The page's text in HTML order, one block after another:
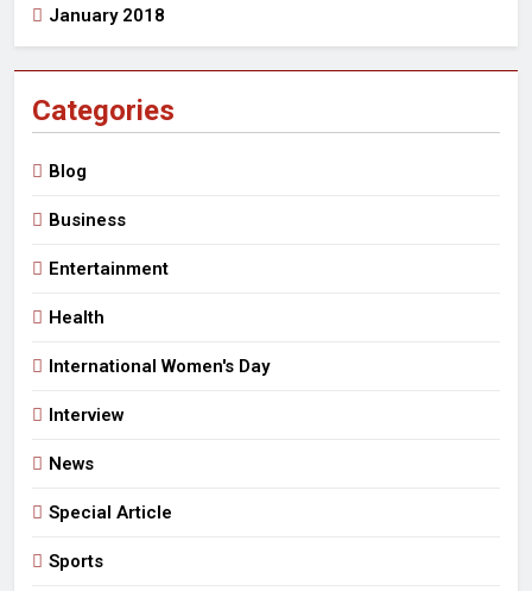
January 2018
Categories
Blog
Business
Entertainment
Health
International Women's Day
Interview
News
Special Article
Sports